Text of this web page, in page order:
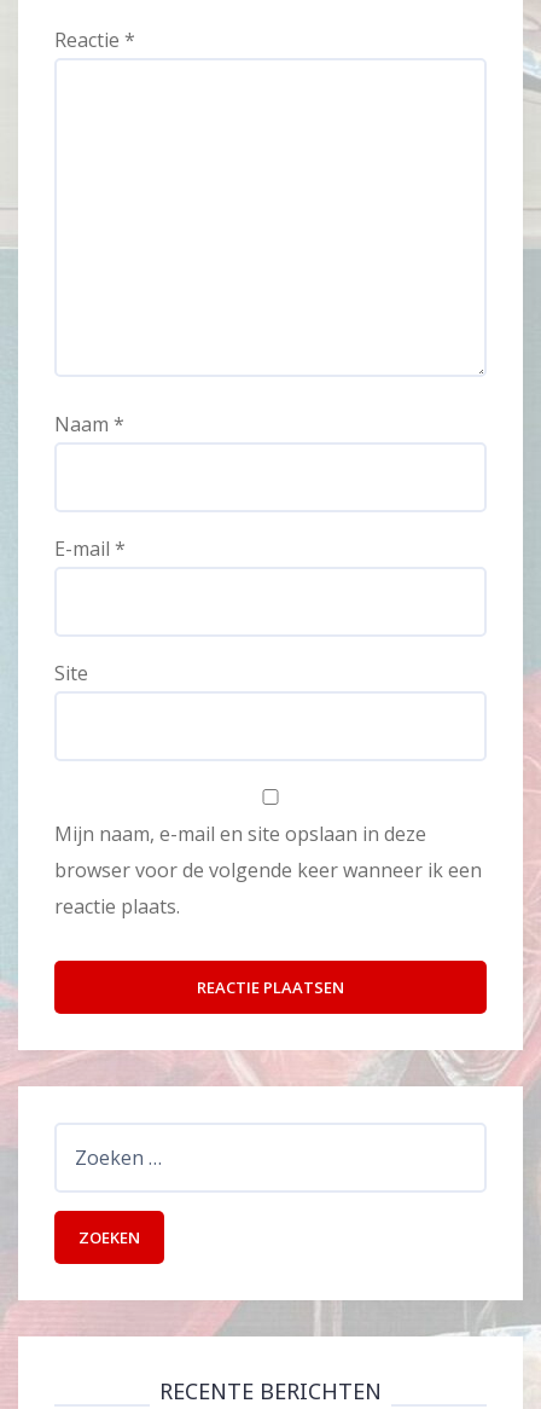
Reactie *
Naam *
E-mail *
Site
Mijn naam, e-mail en site opslaan in deze
browser voor de volgende keer wanneer ik een
reactie plaats.
RECENTE BERICHTEN